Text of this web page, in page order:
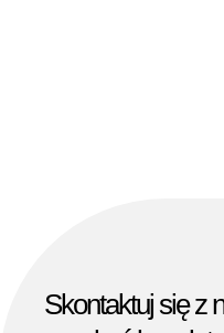
Skontaktuj się z